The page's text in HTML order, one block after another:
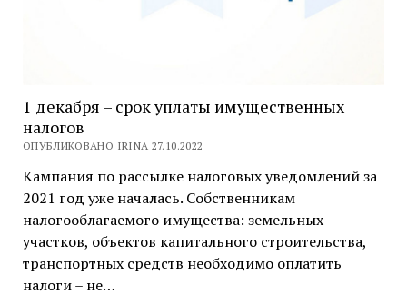
1 декабря – срок уплаты имущественных
налогов
ОПУБЛИКОВАНО IRINA 27.10.2022
Кампания по рассылке налоговых уведомлений за
2021 год уже началась. Собственникам
налогооблагаемого имущества: земельных
участков, объектов капитального строительства,
транспортных средств необходимо оплатить
налоги – не…